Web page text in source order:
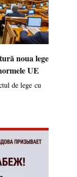
noua lege
UE
de lege cu